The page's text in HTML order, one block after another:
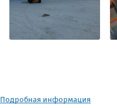
Подробная информация